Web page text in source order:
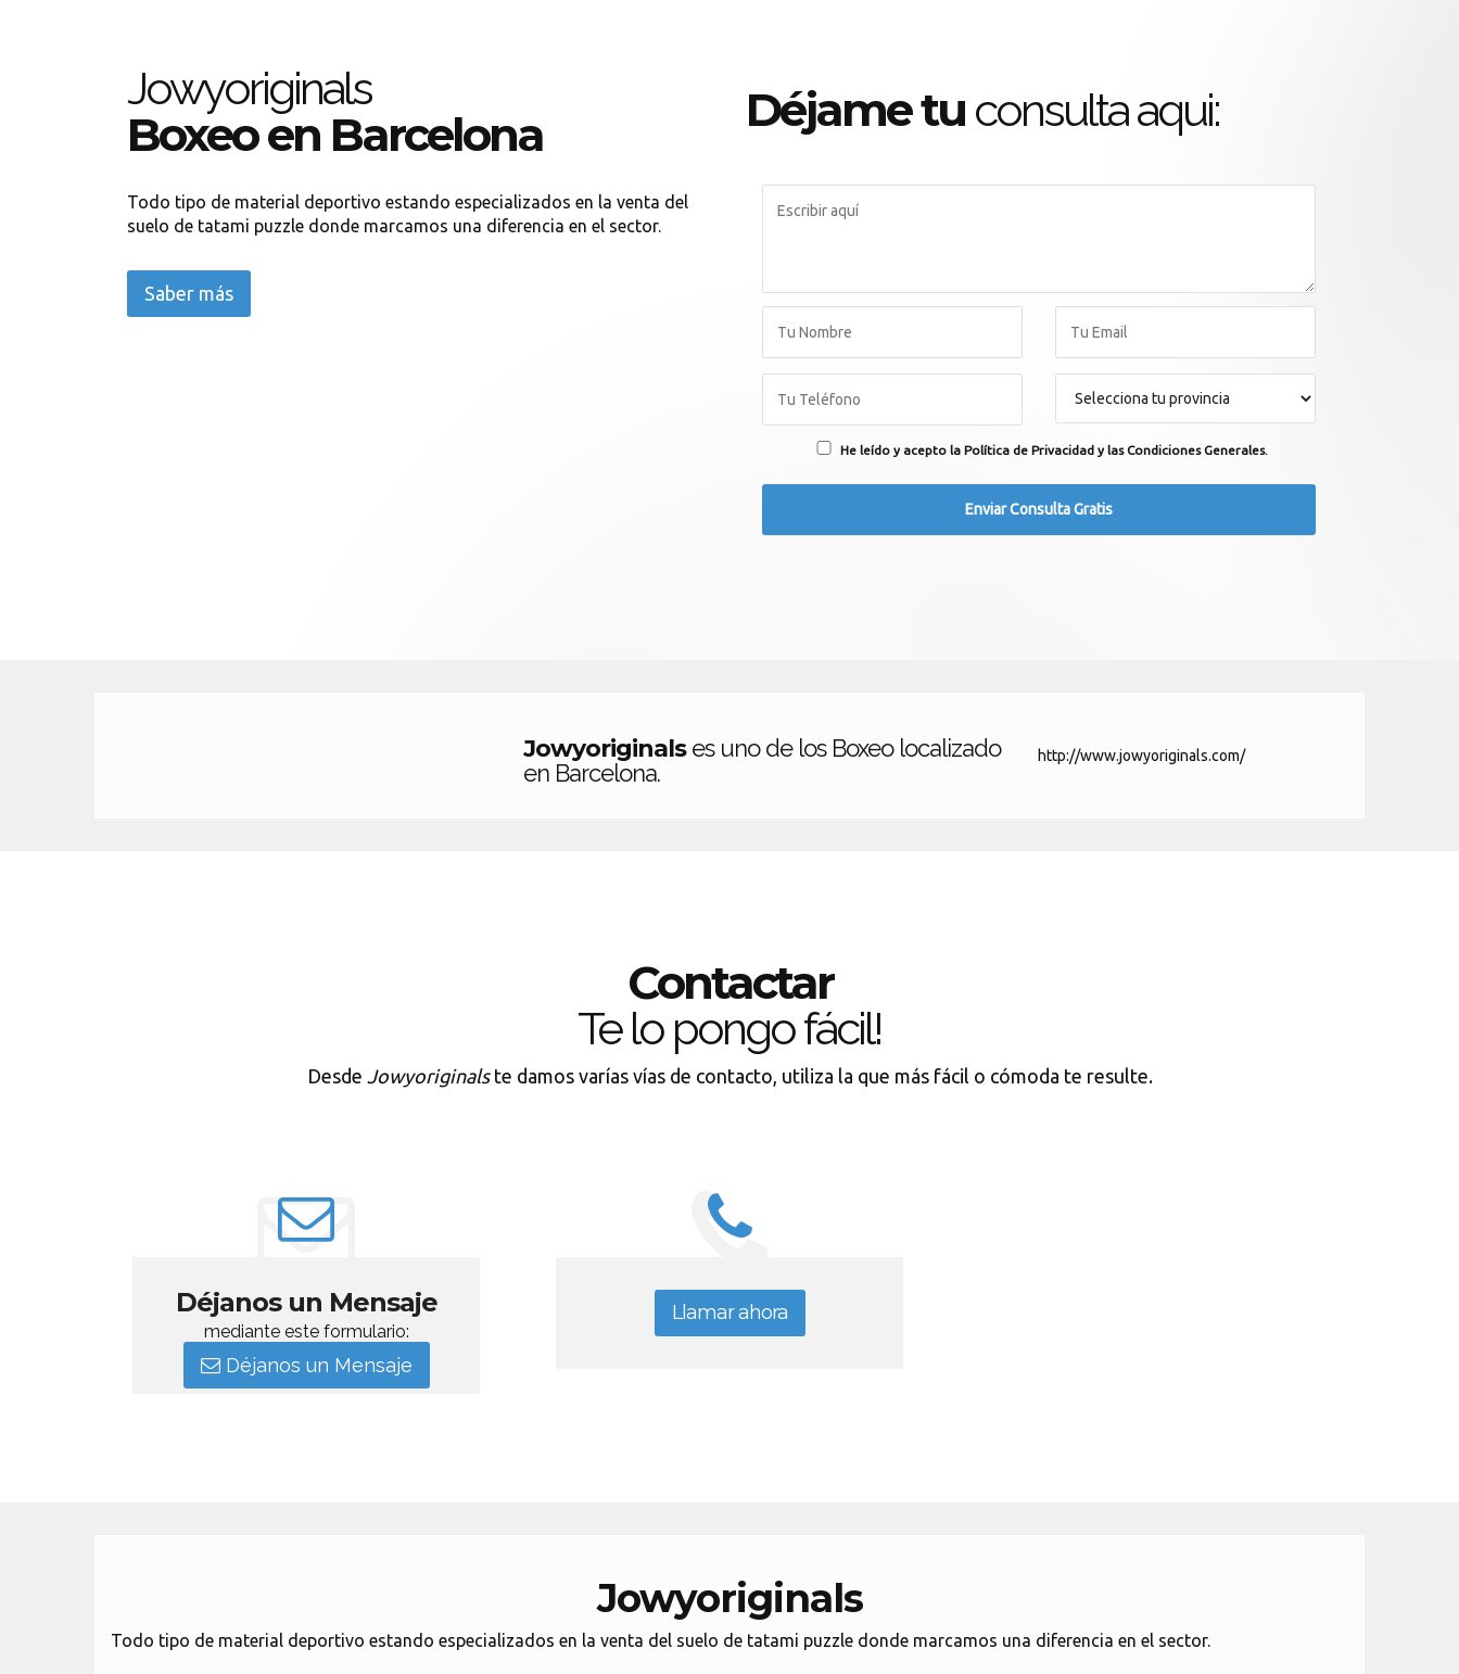
Jowyoriginals
Boxeo en Barcelona
Todo tipo de material deportivo estando especializados en la venta del
suelo de tatami puzzle donde marcamos una diferencia en el sector.
Saber más
Déjame tu consulta aqui:
He leído y acepto la Política de Privacidad y las Condiciones Generales.
Jowyoriginalses uno de los Boxeo localizado
en Barcelona.
http://www.jowyoriginals.com/
Contactar
Te lo pongo fácil!
Desde Jowyoriginalste damos varías vías de contacto, utiliza la que más fácil o cómoda te resulte.
Déjanos un Mensaje
mediante este formulario:
Déjanos un Mensaje
Llamar ahora
Jowyoriginals
Todo tipo de material deportivo estando especializados en la venta del suelo de tatami puzzle donde marcamos una diferencia en el sector.